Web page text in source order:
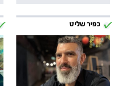
כפיר שליט